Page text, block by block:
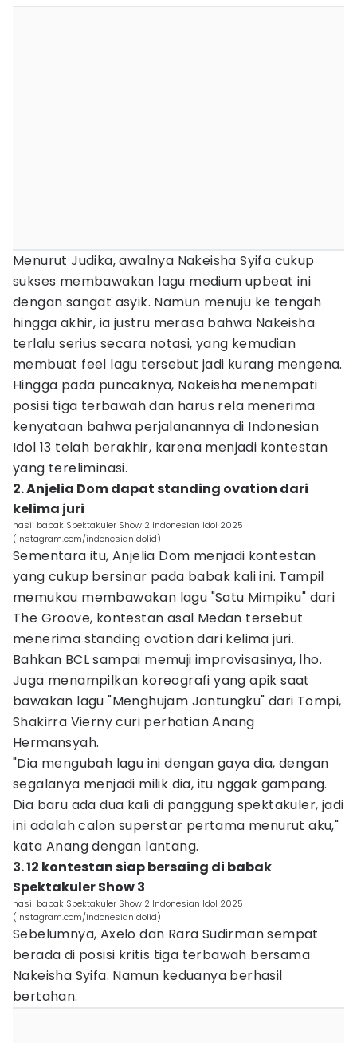
Menurut Judika, awalnya Nakeisha Syifa cukup
sukses membawakan lagu medium upbeat ini
dengan sangat asyik. Namun menuju ke tengah
hingga akhir, ia justru merasa bahwa Nakeisha
terlalu serius secara notasi, yang kemudian
membuat feel lagu tersebut jadi kurang mengena.
Hingga pada puncaknya, Nakeisha menempati
posisi tiga terbawah dan harus rela menerima
kenyataan bahwa perjalanannya di Indonesian
Idol 13 telah berakhir, karena menjadi kontestan
yang tereliminasi.
2. Anjelia Dom dapat standing ovation dari
kelima juri
hasil babak Spektakuler Show 2 Indonesian Idol 2025
(Instagram.com/indonesianidolid)
Sementara itu, Anjelia Dom menjadi kontestan
yang cukup bersinar pada babak kali ini. Tampil
memukau membawakan lagu "Satu Mimpiku" dari
The Groove, kontestan asal Medan tersebut
menerima standing ovation dari kelima juri.
Bahkan BCL sampai memuji improvisasinya, lho.
Juga menampilkan koreografi yang apik saat
bawakan lagu "Menghujam Jantungku" dari Tompi,
Shakirra Vierny curi perhatian Anang
Hermansyah.
"Dia mengubah lagu ini dengan gaya dia, dengan
segalanya menjadi milik dia, itu nggak gampang.
Dia baru ada dua kali di panggung spektakuler, jadi
ini adalah calon superstar pertama menurut aku,"
kata Anang dengan lantang.
3. 12 kontestan siap bersaing di babak
Spektakuler Show 3
hasil babak Spektakuler Show 2 Indonesian Idol 2025
(Instagram.com/indonesianidolid)
Sebelumnya, Axelo dan Rara Sudirman sempat
berada di posisi kritis tiga terbawah bersama
Nakeisha Syifa. Namun keduanya berhasil
bertahan.